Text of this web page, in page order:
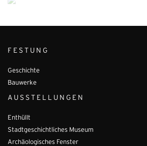
FESTUNG
Geschichte
Bauwerke
AUSSTELLUNGEN
Enthüllt
Stadtgeschichtliches Museum
Archäologisches Fenster